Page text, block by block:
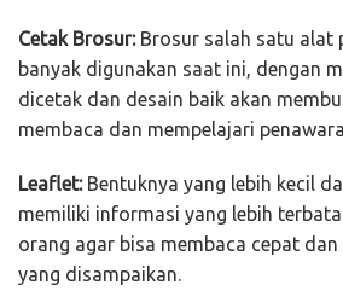
Cetak Brosur:Brosur salah satu alat
banyak digunakan saat ini, dengan
dicetak dan desain baik akan
membaca dan mempelajari
Leaflet:Bentuknya yang lebih kecil
memiliki informasi yang lebih
orang agar bisa membaca cepat
yang disampaikan.